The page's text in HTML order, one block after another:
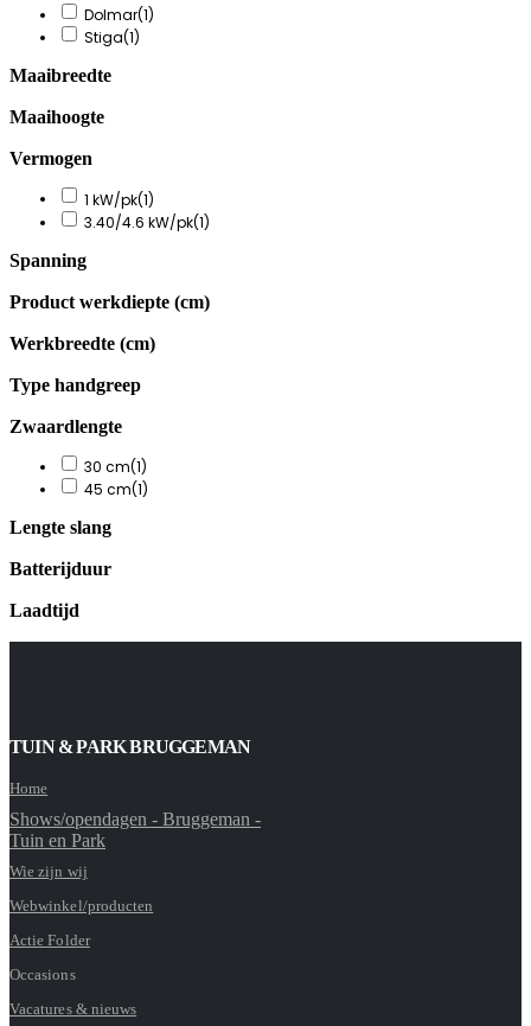
Dolmar(1)
Stiga(1)
Maaibreedte
Maaihoogte
Vermogen
1 kW/pk(1)
3.40/4.6 kW/pk(1)
Spanning
Product werkdiepte (cm)
Werkbreedte (cm)
Type handgreep
Zwaardlengte
30 cm(1)
45 cm(1)
Lengte slang
Batterijduur
Laadtijd
TUIN & PARK BRUGGEMAN
Home
Shows/opendagen - Bruggeman -
Tuin en Park
Wie zijn wij
Webwinkel/producten
Actie Folder
Occasions
Vacatures & nieuws